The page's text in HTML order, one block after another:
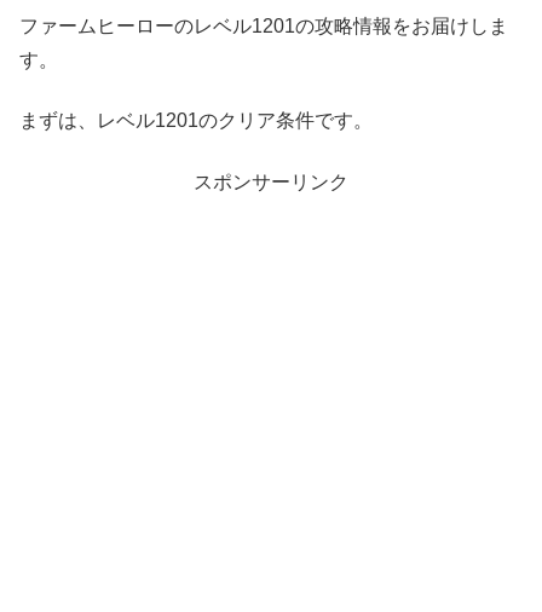
ファームヒーローのレベル1201の攻略情報をお届けしま
す。
まずは、レベル1201のクリア条件です。
スポンサーリンク